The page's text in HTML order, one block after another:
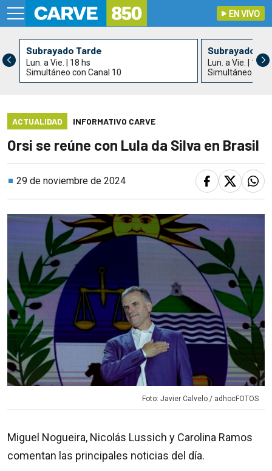
EN VIVO
Subrayado Tarde
Lun. a Vie. | 18 hs
Simultáneo con Canal 10
Subrayado
Lun. a Vie. | 19 hs
Simultáneo con
ACTUALIDAD INFORMATIVO CARVE
Orsi se reúne con Lula da Silva en Brasil
29 de noviembre de 2024
Foto: Javier Calvelo / adhocFOTOS
Miguel Nogueira, Nicolás Lussich y Carolina Ramos
comentan las principales noticias del día.